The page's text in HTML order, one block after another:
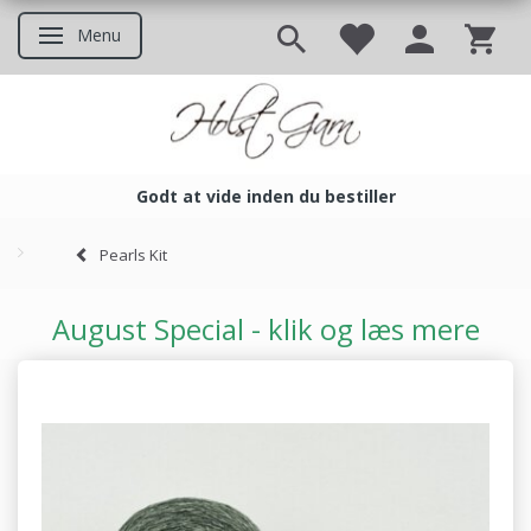
Skifte navigation
Menu
Godt at vide inden du bestiller
Pearls Kit
August Special - klik og læs mere